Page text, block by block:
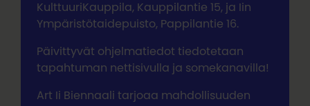
KulttuuriKauppila, Kauppilantie 15, ja Iin
Ympäristötaidepuisto, Pappilantie 16.
Päivittyvät ohjelmatiedot tiedotetaan
tapahtuman nettisivulla ja somekanavilla!
Art Ii Biennaali tarjoaa mahdollisuuden